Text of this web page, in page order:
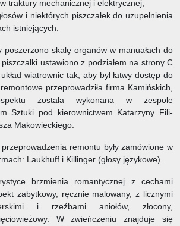
traktury mechanicznej i elektrycznej;
i niektórych piszczałek do uzupełnienia
istniejących.
poszerzono skalę organów w manuałach do
ustawiono z podziałem na strony C
wiatrownic tak, aby był łatwy dostęp do
przeprowadziła firma Kamińskich,
została wykonana w zespole
Sztuki pod kierownictwem Katarzyny Fili-
Makowieckiego.
remontu były zamówione w
Laukhuff i Killinger (głosy językowe).
brzmienia romantycznej z cechami
zabytkowy, ręcznie malowany, z licznymi
i rzeźbami aniołów, złocony,
W zwieńczeniu znajduje się